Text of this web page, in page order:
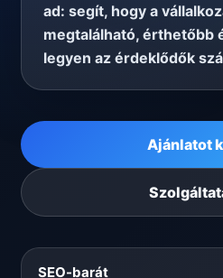
ad: segít, hogy a
megtalálható, érthetőbb
legyen az érdeklődők
Ajánlatot
SEO-barát